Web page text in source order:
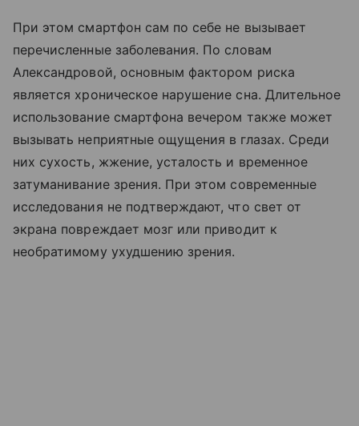
При этом смартфон сам по себе не вызывает
перечисленные заболевания. По словам
Александровой, основным фактором риска
является хроническое нарушение сна. Длительное
использование смартфона вечером также может
вызывать неприятные ощущения в глазах. Среди
них сухость, жжение, усталость и временное
затуманивание зрения. При этом современные
исследования не подтверждают, что свет от
экрана повреждает мозг или приводит к
необратимому ухудшению зрения.